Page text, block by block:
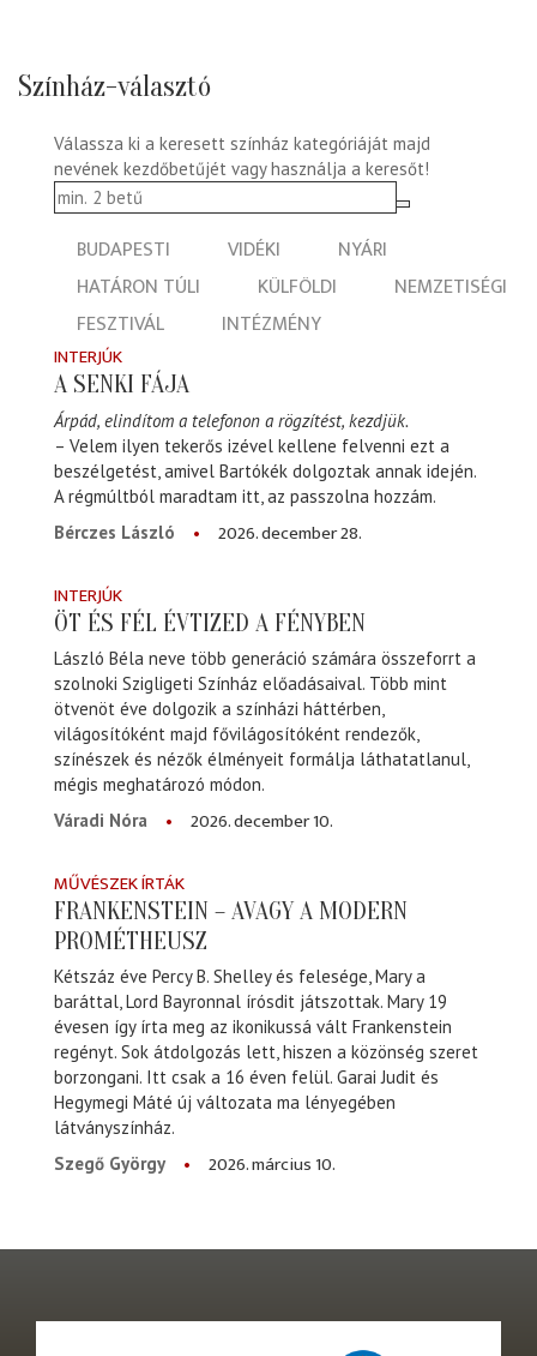
Színház-választó
Válassza ki a keresett színház kategóriáját majd
nevének kezdőbetűjét vagy használja a keresőt!
BUDAPESTI VIDÉKI
NYÁRI
HATÁRON TÚLI
KÜLFÖLDI
NEMZETISÉGI
FESZTIVÁL
INTÉZMÉNY
INTERJÚK
A SENKI FÁJA
Árpád, elindítom a telefonon a rögzítést, kezdjük.
– Velem ilyen tekerős izével kellene felvenni ezt a
beszélgetést, amivel Bartókék dolgoztak annak idején.
A régmúltból maradtam itt, az passzolna hozzám.
Bérczes László
2026. december 28.
INTERJÚK
ÖT ÉS FÉL ÉVTIZED A FÉNYBEN
László Béla neve több generáció számára összeforrt a
szolnoki Szigligeti Színház előadásaival. Több mint
ötvenöt éve dolgozik a színházi háttérben,
világosítóként majd fővilágosítóként rendezők,
színészek és nézők élményeit formálja láthatatlanul,
mégis meghatározó módon.
Váradi Nóra
2026. december 10.
MŰVÉSZEK ÍRTÁK
FRANKENSTEIN – AVAGY A MODERN
PROMÉTHEUSZ
Kétszáz éve Percy B. Shelley és felesége, Mary a
baráttal, Lord Bayronnal írósdit játszottak. Mary 19
évesen így írta meg az ikonikussá vált Frankenstein
regényt. Sok átdolgozás lett, hiszen a közönség szeret
borzongani. Itt csak a 16 éven felül. Garai Judit és
Hegymegi Máté új változata ma lényegében
látványszínház.
Szegő György
2026. március 10.